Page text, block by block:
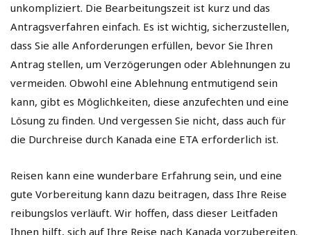
unkompliziert. Die Bearbeitungszeit ist kurz und das
Antragsverfahren einfach. Es ist wichtig, sicherzustellen,
dass Sie alle Anforderungen erfüllen, bevor Sie Ihren
Antrag stellen, um Verzögerungen oder Ablehnungen zu
vermeiden. Obwohl eine Ablehnung entmutigend sein
kann, gibt es Möglichkeiten, diese anzufechten und eine
Lösung zu finden. Und vergessen Sie nicht, dass auch für
die Durchreise durch Kanada eine ETA erforderlich ist.
Reisen kann eine wunderbare Erfahrung sein, und eine
gute Vorbereitung kann dazu beitragen, dass Ihre Reise
reibungslos verläuft. Wir hoffen, dass dieser Leitfaden
Ihnen hilft, sich auf Ihre Reise nach Kanada vorzubereiten.